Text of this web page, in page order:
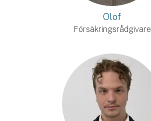
Olof
Försäkringsrådgivare